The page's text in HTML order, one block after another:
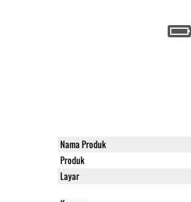
Nama Produk
Produk
Layar